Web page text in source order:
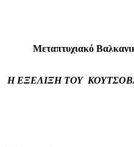
Μεταπτυχιακό
Η ΕΞΕΛΙΞΗ ΤΟΥ